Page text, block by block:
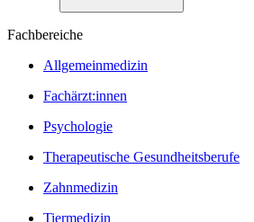
Fachbereiche
Allgemeinmedizin
Fachärzt:innen
Psychologie
Therapeutische Gesundheitsberufe
Zahnmedizin
Tiermedizin